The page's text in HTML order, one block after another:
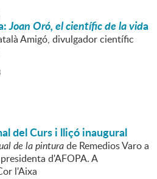
Joan Oró, el científic de la vida
Amigó, divulgador científic
del Curs i lliçó inaugural
de la pinturade Remedios Varo a
d'AFOPA. A
l'Aixa